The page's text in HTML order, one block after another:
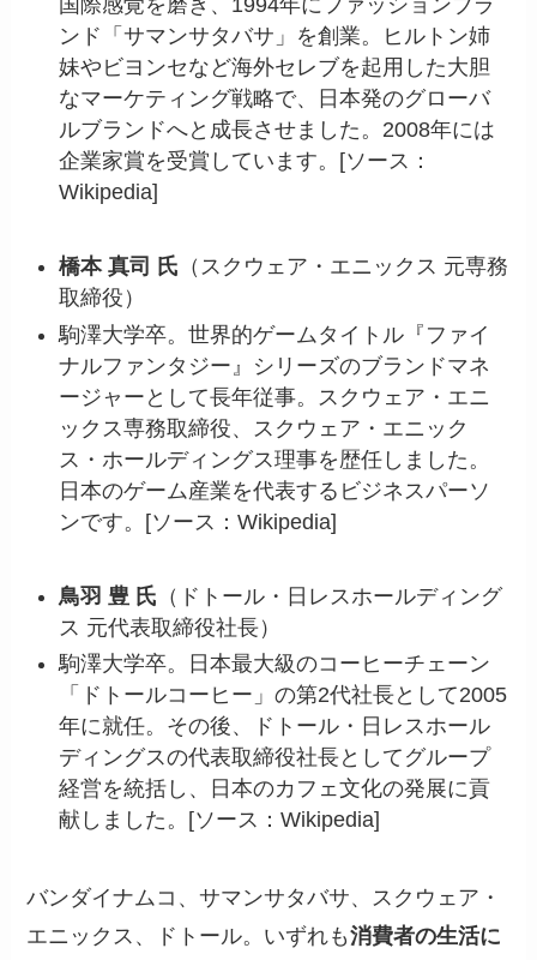
国際感覚を磨き、1994年にファッションブラ
ンド「サマンサタバサ」を創業。ヒルトン姉
妹やビヨンセなど海外セレブを起用した大胆
なマーケティング戦略で、日本発のグローバ
ルブランドへと成長させました。2008年には
企業家賞を受賞しています。[ソース：
Wikipedia]
橋本 真司 氏 （スクウェア・エニックス 元専務
取締役）
駒澤大学卒。世界的ゲームタイトル『ファイ
ナルファンタジー』シリーズのブランドマネ
ージャーとして長年従事。スクウェア・エニ
ックス専務取締役、スクウェア・エニック
ス・ホールディングス理事を歴任しました。
日本のゲーム産業を代表するビジネスパーソ
ンです。[ソース：Wikipedia]
鳥羽 豊 氏 （ドトール・日レスホールディング
ス 元代表取締役社長）
駒澤大学卒。日本最大級のコーヒーチェーン
「ドトールコーヒー」の第2代社長として2005
年に就任。その後、ドトール・日レスホール
ディングスの代表取締役社長としてグループ
経営を統括し、日本のカフェ文化の発展に貢
献しました。[ソース：Wikipedia]
バンダイナムコ、サマンサタバサ、スクウェア・
エニックス、ドトール。いずれも消費者の生活に